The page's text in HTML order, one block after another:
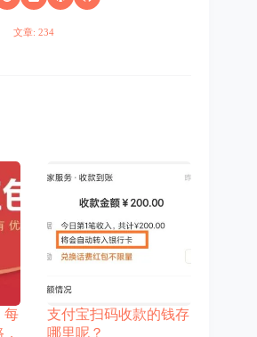
文章: 234
每
支付宝扫码收款的钱存
哪里呢？